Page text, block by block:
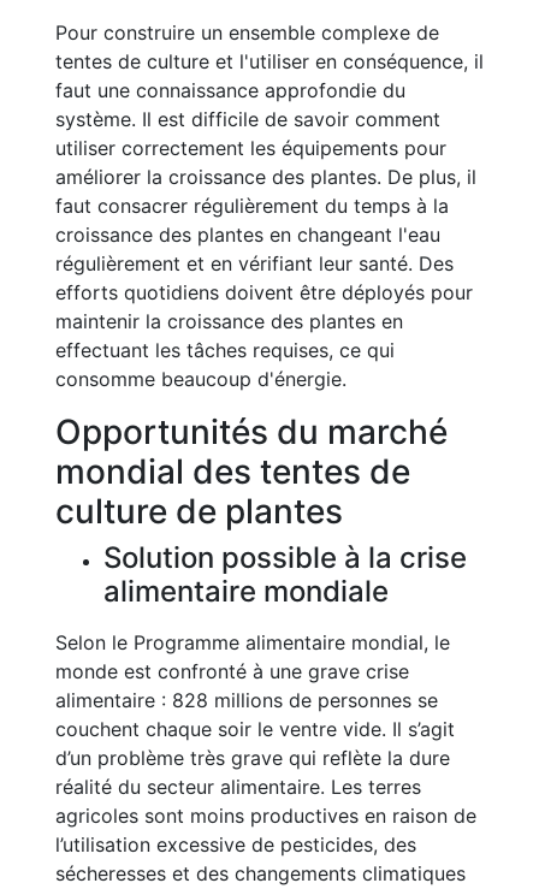
Pour construire un ensemble complexe de
tentes de culture et l'utiliser en conséquence, il
faut une connaissance approfondie du
système. Il est difficile de savoir comment
utiliser correctement les équipements pour
améliorer la croissance des plantes. De plus, il
faut consacrer régulièrement du temps à la
croissance des plantes en changeant l'eau
régulièrement et en vérifiant leur santé. Des
efforts quotidiens doivent être déployés pour
maintenir la croissance des plantes en
effectuant les tâches requises, ce qui
consomme beaucoup d'énergie.
Opportunités du marché
mondial des tentes de
culture de plantes
Solution possible à la crise
alimentaire mondiale
Selon le Programme alimentaire mondial, le
monde est confronté à une grave crise
alimentaire : 828 millions de personnes se
couchent chaque soir le ventre vide. Il s’agit
d’un problème très grave qui reflète la dure
réalité du secteur alimentaire. Les terres
agricoles sont moins productives en raison de
l’utilisation excessive de pesticides, des
sécheresses et des changements climatiques